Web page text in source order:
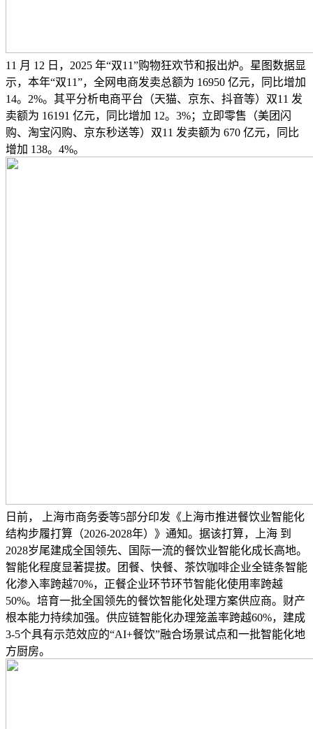
11 月 12 日，2025 年“双11”购物狂欢节和报出炉。星图数据显
示，本年“双11”，全网电商发卖总额为 16950 亿元，同比增加
14。2%。其平分析电商平台（天猫、京东、抖音等）双11 发
卖额为 16191 亿元，同比增加 12。3%；立即零售（美团闪
购、淘宝闪购、京东秒送等）双11 发卖额为 670 亿元，同比
增加 138。4%。
日前， 上海市商务委等5部分印发《上海市推进餐饮业智能化
结构步履打算（2026-2028年）》通知。据该打算，上海 到
2028岁尾建成全国领先、国际一流的餐饮业智能化成长高地。
智能化程度显著提拔。团餐、快餐、茶饮咖啡企业全链条智能
化渗入率跨越70%，正餐企业环节环节智能化使用率跨越
50%。培育一批全国领先的餐饮智能化处理方案供应商。财产
根本能力持续加强。供应链智能化办理笼盖率跨越60%，建成
3-5个具有示范效应的“AI+餐饮”融合场景试点和一批智能化地
方厨房。